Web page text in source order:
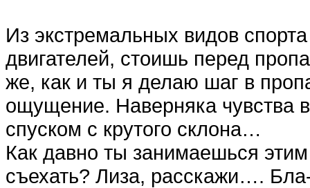
Из экстремальных видов
двигателей, стоишь перед
же, как и ты я делаю шаг в
ощущение. Наверняка чувства
спуском с крутого склона…
Как давно ты занимаешься
съехать? Лиза, расскажи….